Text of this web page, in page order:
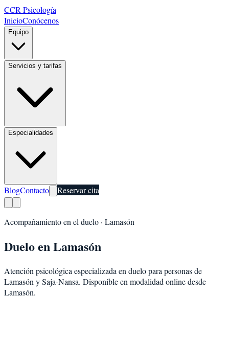
CCR Psicología
InicioConócenos
Equipo
Servicios y tarifas
Especialidades
BlogContacto Reservar cita
Acompañamiento en el duelo · Lamasón
DueloenLamasón
Atención psicológica especializada en duelopara personas de
Lamasón ySaja-Nansa. Disponible en modalidad online desde
Lamasón.